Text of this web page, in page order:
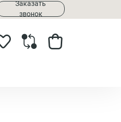
Заказать
звонок